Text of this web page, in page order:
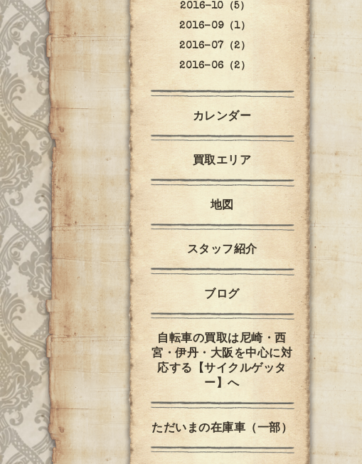
2016-10（5）
2016-09（1）
2016-07（2）
2016-06（2）
カレンダー
買取エリア
地図
スタッフ紹介
ブログ
自転車の買取は尼崎・西
宮・伊丹・大阪を中心に対
応する【サイクルゲッタ
ー】へ
ただいまの在庫車（一部）